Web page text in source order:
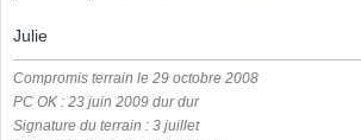
Julie
Compromis terrain le 29 octobre 2008
PC OK : 23 juin 2009 dur dur
Signature du terrain : 3 juillet